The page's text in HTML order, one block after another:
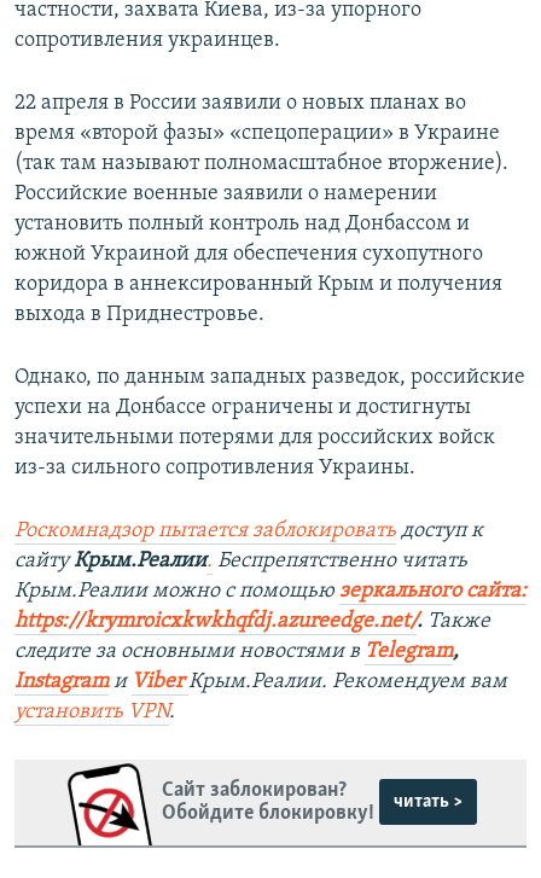
частности, захвата Киева, из-за упорного
сопротивления украинцев.
22 апреля в России заявили о новых планах во
время «второй фазы» «спецоперации» в Украине
(так там называют полномасштабное вторжение).
Российские военные заявили о намерении
установить полный контроль над Донбассом и
южной Украиной для обеспечения сухопутного
коридора в аннексированный Крым и получения
выхода в Приднестровье.
Однако, по данным западных разведок, российские
успехи на Донбассе ограничены и достигнуты
значительными потерями для российских войск
из-за сильного сопротивления Украины.
Роскомнадзор пытается заблокировать доступ к
сайтуКрым.Реалии. Беспрепятственно читать
Крым.Реалии можно с помощью зеркального сайта:
https://krymroicxkwkhqfdj.azureedge.net/. Также
следите за основными новостями в Telegram,
Instagramи ViberКрым.Реалии. Рекомендуем вам
установить VPN.
Сайт заблокирован?
Обойдите блокировку!
читать >